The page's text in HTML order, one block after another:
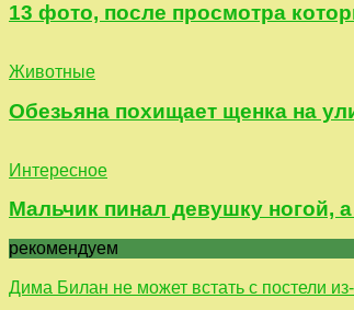
13 фото, после просмотра
Животные
Обезьяна похищает щенка на
Интересное
Мальчик пинал девушку ногой,
рекомендуем
Дима Билан не может встать с постели